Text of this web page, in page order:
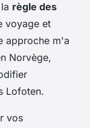
règle des
voyage et
approche m'a
Norvège,
Lofoten.
vos